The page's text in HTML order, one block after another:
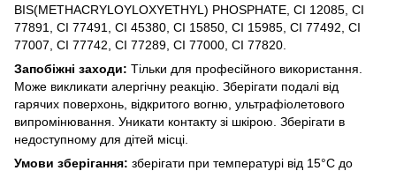
BIS(METHACRYLOYLOXYETHYL) PHOSPHATE, CI 12085, CI
77891, CI 77491, CI 45380, CI 15850, CI 15985, CI 77492, CI
77007, CI 77742, CI 77289, CI 77000, CI 77820.
Запобіжні заходи: Тільки для професійного використання.
Може викликати алергічну реакцію. Зберігати подалі від
гарячих поверхонь, відкритого вогню, ультрафіолетового
випромінювання. Уникати контакту зі шкірою. Зберігати в
недоступному для дітей місці.
Умови зберігання: зберігати при температурі від 15°C до